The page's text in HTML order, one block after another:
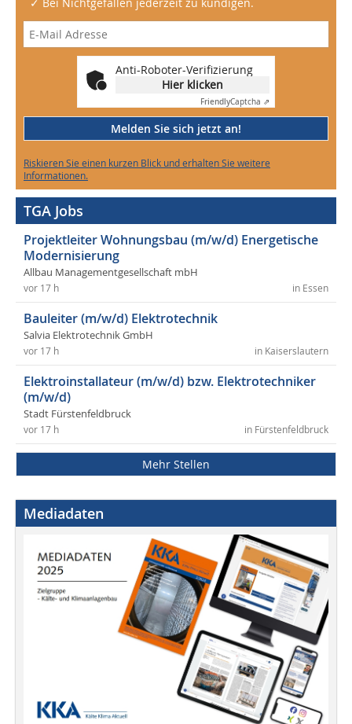
Anti-Roboter-Verifizierung
Hier klicken
FriendlyCaptcha ⇗
Melden Sie sich jetzt an!
Riskieren Sie einen kurzen Blick und erhalten Sie weitere
Informationen.
TGA Jobs
Projektleiter Wohnungsbau (m/w/d) Energetische
Modernisierung
Allbau Managementgesellschaft mbH
in Essen
vor 17 h
Bauleiter (m/w/d) Elektrotechnik
Salvia Elektrotechnik GmbH
in Kaiserslautern
vor 17 h
Elektroinstallateur (m/w/d) bzw. Elektrotechniker
(m/w/d)
Stadt Fürstenfeldbruck
in Fürstenfeldbruck
vor 17 h
Mehr Stellen
Mediadaten